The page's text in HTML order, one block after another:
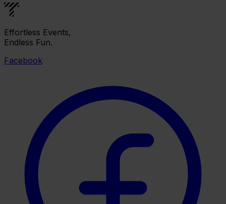
Effortless Events,
Endless Fun.
Facebook